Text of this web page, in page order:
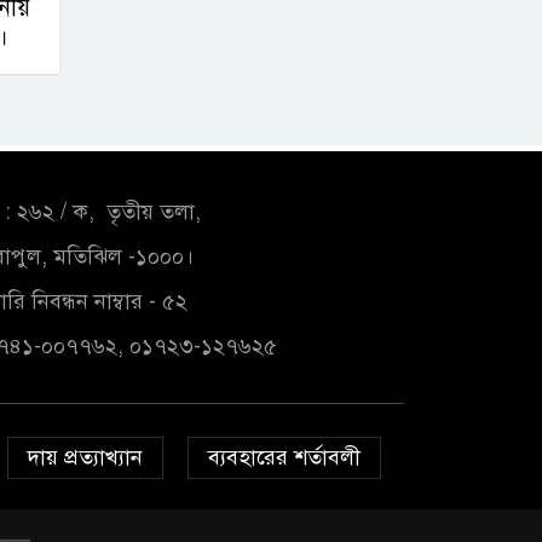
২৬২ / ক, তৃতীয় তলা,
মতিঝিল -১০০০।
নিবন্ধন নাম্বার - ৫২
০০৭৭৬২, ০১৭২৩-১২৭৬২৫
দায় প্রত্যাখ্যান ব্যবহারের শর্তাবলী